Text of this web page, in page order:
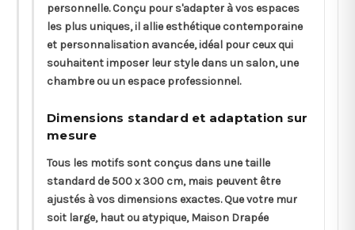
personnelle. Conçu pour s'adapter à vos espaces
les plus uniques, il allie esthétique contemporaine
et personnalisation avancée, idéal pour ceux qui
souhaitent imposer leur style dans un salon, une
chambre ou un espace professionnel.
Dimensions standard et adaptation sur
mesure
Tous les motifs sont conçus dans une taille
standard de 500 x 300 cm, mais peuvent être
ajustés à vos dimensions exactes. Que votre mur
soit large, haut ou atypique, Maison Drapée